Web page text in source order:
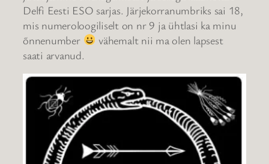
Delfi Eesti ESO sarjas. Järjekorranumbriks sai 18,
mis numeroloogiliselt on nr 9 ja ühtlasi ka minu
õnnenumber
vähemalt nii ma olen lapsest
saati arvanud.